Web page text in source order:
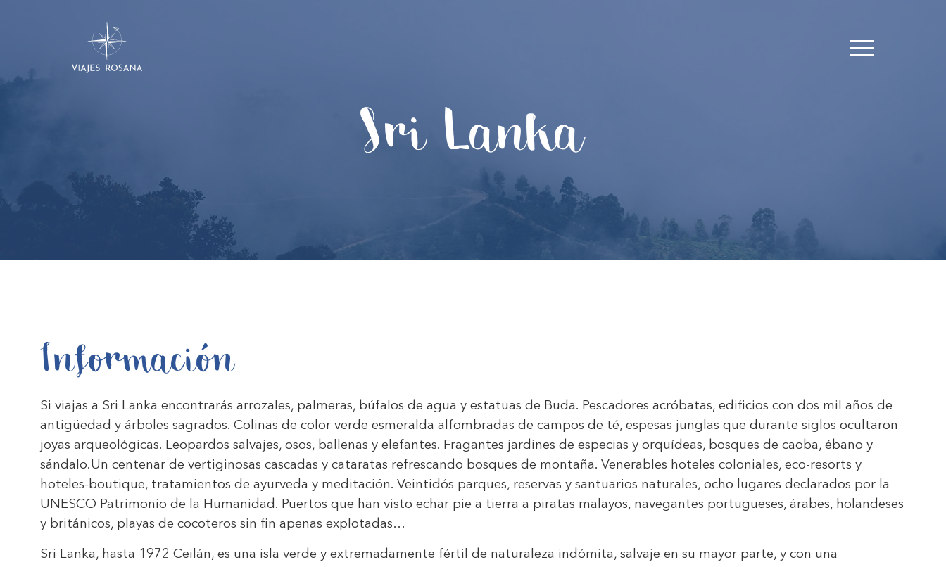
Sri Lanka
Información
Si viajas a Sri Lanka encontrarás arrozales, palmeras, búfalos de agua y estatuas de Buda. Pescadores acróbatas, edificios con dos mil años de
antigüedad y árboles sagrados. Colinas de color verde esmeralda alfombradas de campos de té, espesas junglas que durante siglos ocultaron
joyas arqueológicas. Leopardos salvajes, osos, ballenas y elefantes. Fragantes jardines de especias y orquídeas, bosques de caoba, ébano y
sándalo.Un centenar de vertiginosas cascadas y cataratas refrescando bosques de montaña. Venerables hoteles coloniales, eco-resorts y
hoteles-boutique, tratamientos de ayurveda y meditación. Veintidós parques, reservas y santuarios naturales, ocho lugares declarados por la
UNESCO Patrimonio de la Humanidad. Puertos que han visto echar pie a tierra a piratas malayos, navegantes portugueses, árabes, holandeses
y británicos, playas de cocoteros sin fin apenas explotadas…
Sri Lanka, hasta 1972 Ceilán, es una isla verde y extremadamente fértil de naturaleza indómita, salvaje en su mayor parte, y con una